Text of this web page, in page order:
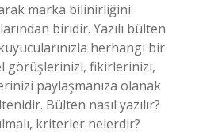
marka bilinirliğini
biridir. Yazılı bülten
herhangi bir
görüşlerinizi, fikirlerinizi,
paylaşmanıza olanak
Bülten nasıl yazılır?
kriterler nelerdir?